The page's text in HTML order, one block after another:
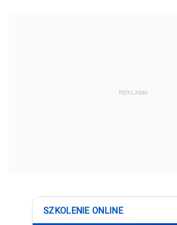
REKLAMA
SZKOLENIE ONLINE